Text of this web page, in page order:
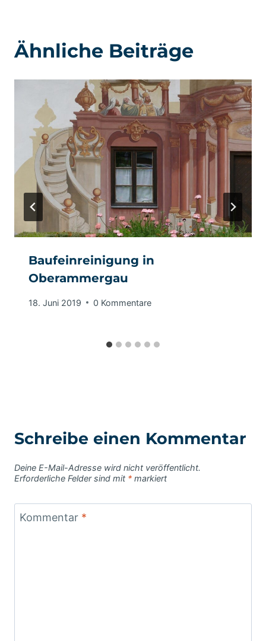
Ähnliche Beiträge
Baufeinreinigung in
Oberammergau
18. Juni 2019 0 Kommentare
Schreibe einen Kommentar
Deine E-Mail-Adresse wird nicht veröffentlicht.
Erforderliche Felder sind mit * markiert
Kommentar *